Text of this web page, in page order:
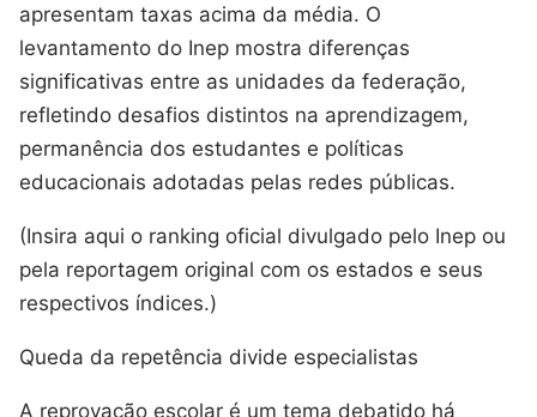
apresentam taxas acima da média. O
levantamento do Inep mostra diferenças
significativas entre as unidades da federação,
refletindo desafios distintos na aprendizagem,
permanência dos estudantes e políticas
educacionais adotadas pelas redes públicas.
(Insira aqui o ranking oficial divulgado pelo Inep ou
pela reportagem original com os estados e seus
respectivos índices.)
Queda da repetência divide especialistas
A reprovação escolar é um tema debatido há